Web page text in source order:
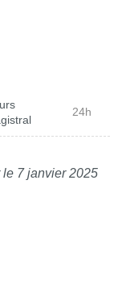
24h
7 janvier 2025